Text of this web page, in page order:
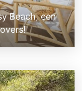
Beach, een